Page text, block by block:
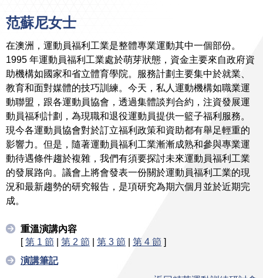
范蘇尼女士
在澳洲，運動員福利工業是整體專業運動其中一個部份。
1995 年運動員福利工業處於萌芽狀態，資金主要來自政府資
助機構如國家和省立體育學院。服務計劃主要集中於就業、
教育和面對媒體的技巧訓練。今天，私人運動機構如職業運
動聯盟，跟各運動員協會，透過集體談判合約，注資發展運
動員福利計劃，為現職和退役運動員提供一籃子福利服務。
現今各運動員協會對於訂立福利政策和資助都有舉足輕重的
影響力。但是，隨著運動員福利工業漸漸成熟和參與專業運
動待遇條件趨於複雜，我們有須要探討未來運動員福利工業
的發展路向。議會上將會發表一份關於運動員福利工業的現
況和最新趨勢的研究報告，是項研究為期六個月並於近期完
成。
重溫演講內容
[第 1 節 | 第 2 節 | 第 3 節 | 第 4 節 ]
演講筆記